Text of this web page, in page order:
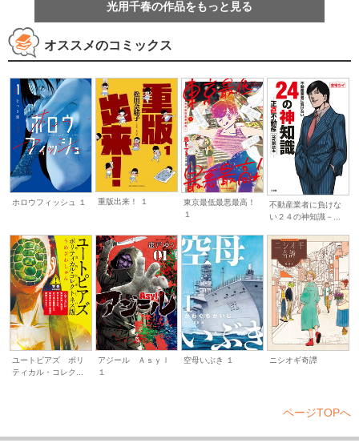
光用千春の作品をもっと見る
オススメのコミックス
ホロウフィッシュ １ 重版出来！ １
東京最低最悪最高！
１
不動産業者に負けな
い２４の神知識－...
ユートピアズ ポリ
ティカル・コレク...
アジール Ａｓｙｌ
１
空母いぶき １ ニシオギ奇譚
ページTOPへ